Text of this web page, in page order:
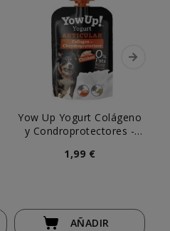
Yow Up Yogurt Colágeno
y Condroprotectores -
1,99 €
AÑADIR